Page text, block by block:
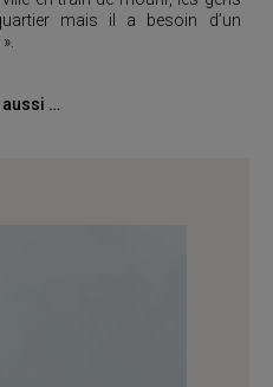
mais il a besoin d’un
…